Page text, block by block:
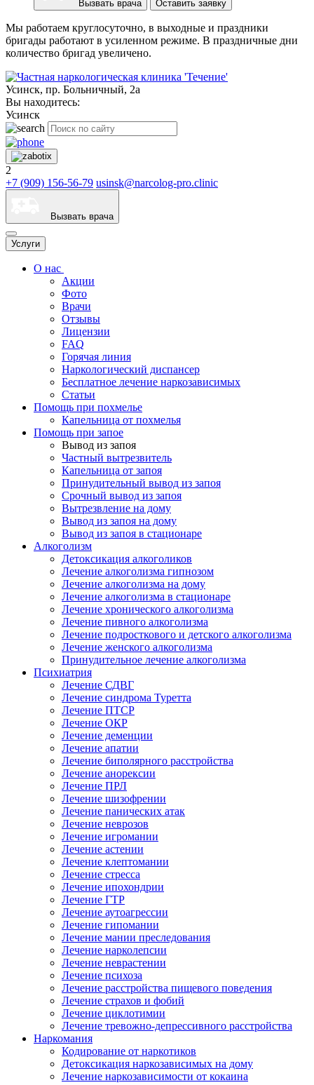
Вызвать врача Оставить заявку
Мы работаем круглосуточно, в выходные и праздники
бригады работают в усиленном режиме. В праздничные дни
количество бригад увеличено.
Усинск, пр. Больничный, 2а
Вы находитесь:
Усинск
2
+7 (909) 156-56-79 usinsk@narcolog-pro.clinic
Вызвать врача
Услуги
О нас
Акции
Фото
Врачи
Отзывы
Лицензии
FAQ
Горячая линия
Наркологический диспансер
Бесплатное лечение наркозависимых
Статьи
Помощь при похмелье
Капельница от похмелья
Помощь при запое
Вывод из запоя
Частный вытрезвитель
Капельница от запоя
Принудительный вывод из запоя
Срочный вывод из запоя
Вытрезвление на дому
Вывод из запоя на дому
Вывод из запоя в стационаре
Алкоголизм
Детоксикация алкоголиков
Лечение алкоголизма гипнозом
Лечение алкоголизма на дому
Лечение алкоголизма в стационаре
Лечение хронического алкоголизма
Лечение пивного алкоголизма
Лечение подросткового и детского алкоголизма
Лечение женского алкоголизма
Принудительное лечение алкоголизма
Психиатрия
Лечение СДВГ
Лечение синдрома Туретта
Лечение ПТСР
Лечение ОКР
Лечение деменции
Лечение апатии
Лечение биполярного расстройства
Лечение анорексии
Лечение ПРЛ
Лечение шизофрении
Лечение панических атак
Лечение неврозов
Лечение игромании
Лечение астении
Лечение клептомании
Лечение стресса
Лечение ипохондрии
Лечение ГТР
Лечение аутоагрессии
Лечение гипомании
Лечение мании преследования
Лечение нарколепсии
Лечение неврастении
Лечение психоза
Лечение расстройства пищевого поведения
Лечение страхов и фобий
Лечение циклотимии
Лечение тревожно-депрессивного расстройства
Наркомания
Кодирование от наркотиков
Детоксикация наркозависимых на дому
Лечение наркозависимости от кокаина